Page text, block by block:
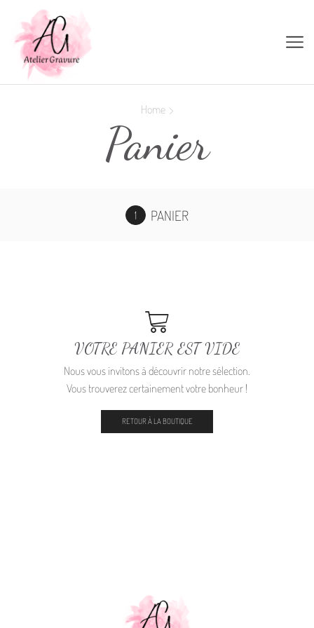
Home
Panier
PANIER
VOTRE PANIER EST VIDE
Nous vous invitons à découvrir notre sélection.
Vous trouverez certainement votre bonheur !
RETOUR À LA BOUTIQUE